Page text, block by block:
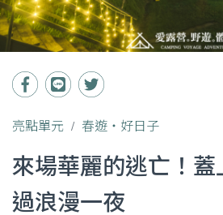
亮點單元 春遊‧好日子
來場華麗的逃亡！蓋
過浪漫一夜